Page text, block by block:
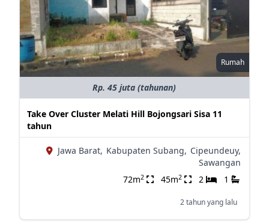
Rumah
Rp. 45 juta (tahunan)
Take Over Cluster Melati Hill Bojongsari Sisa 11
tahun
Jawa Barat, Kabupaten Subang, Cipeundeuy,
Sawangan
72m2 45m2 2 1
2 tahun yang lalu